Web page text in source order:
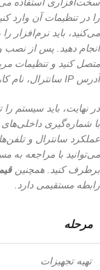
را در تنظیمات آن وارد
می‌کنید، باید
متصل کنید و تنظیمات
آدرس IP سانترال، نام کاربری، و رمز عبور می‌شود.
در نهایت، باید سیستم
با شماره‌گیری
عملکرد سانترال و
می‌توانید با مراجعه به
برطرف کنید. همچنین
رابطه مستقیمی دارد.
مرحله
تهیه تجهیزات